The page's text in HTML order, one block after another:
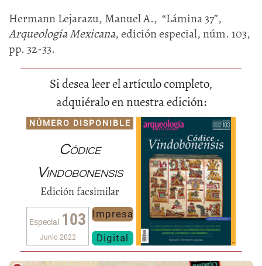
Hermann Lejarazu, Manuel A., “Lámina 37”,
Arqueología Mexicana, edición especial, núm. 103,
pp. 32-33.
Si desea leer el artículo completo,
adquiéralo en nuestra edición:
NÚMERO DISPONIBLE
Códice
Vindobonensis
Edición facsimilar
Especial 103
Junio 2022
Impresa
Digital